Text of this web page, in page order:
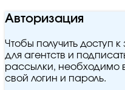
Авторизация
Чтобы получить доступ
для агентств и
рассылки, необходимо
свой логин и пароль.